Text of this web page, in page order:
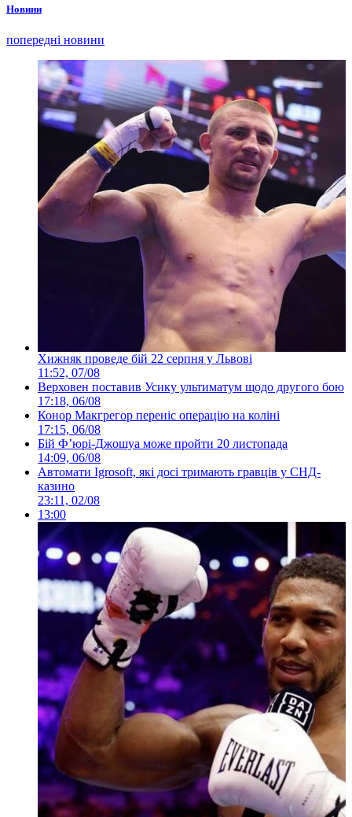
Новини
попередні новини
Хижняк проведе бій 22 серпня у Львові
11:52, 07/08
Верховен поставив Усику ультиматум щодо другого бою
17:18, 06/08
Конор Макгрегор переніс операцію на коліні
17:15, 06/08
Бій Ф’юрі-Джошуа може пройти 20 листопада
14:09, 06/08
Автомати Igrosoft, які досі тримають гравців у СНД-
казино
23:11, 02/08
13:00